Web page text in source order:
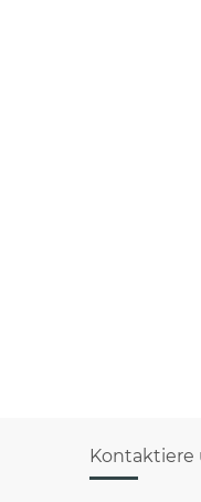
Kontaktiere